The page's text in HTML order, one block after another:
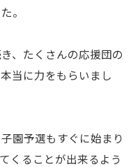
。
、たくさんの応援団の
当に力をもらいまし
園予選もすぐに始まり
くることが出来るよう